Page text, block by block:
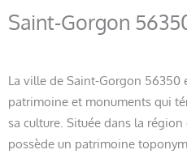
Saint-Gorgon
La ville de Saint-Gorgon 56350
patrimoine et monuments qui
sa culture. Située dans la
possède un patrimoine